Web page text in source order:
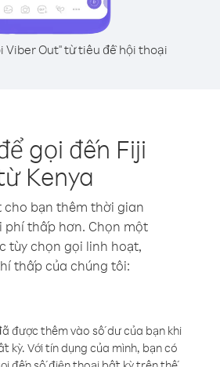
Viber Out" từ tiêu đề hội thoại
gọi đến Fiji
Kenya
cho bạn thêm thời gian
phí thấp hơn. Chọn một
tùy chọn gọi linh hoạt,
thấp của chúng tôi:
được thêm vào số dư của bạn khi
kỳ. Với tín dụng của mình, bạn có